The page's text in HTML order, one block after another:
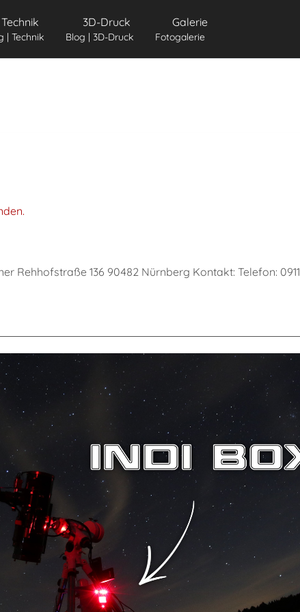
Technik
| Technik
3D-Druck
Blog | 3D-Druck
Galerie
Fotogalerie
Rehhofstraße 136 90482 Nürnberg Kontakt: Telefon: 0911